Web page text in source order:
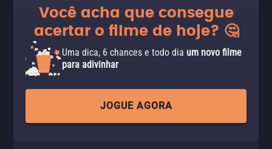
Você acha que consegue
acertar o filme de hoje? 🤔
Uma dica, 6 chances e todo dia um novo filme
para adivinhar
JOGUE AGORA